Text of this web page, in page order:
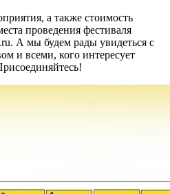
а также стоимость
проведения фестиваля
А мы будем рады увидеться с
и всеми, кого интересует